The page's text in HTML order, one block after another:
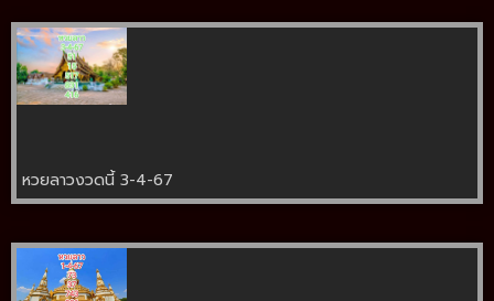
หวยลาวงวดนี้ 3-4-67